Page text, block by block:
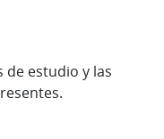
estudio y las